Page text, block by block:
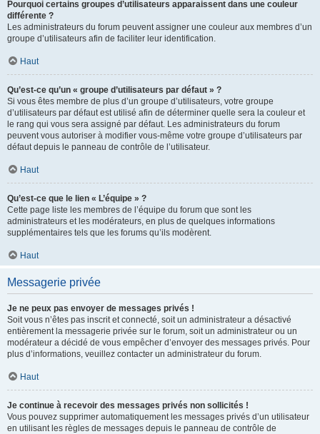
Pourquoi certains groupes d’utilisateurs apparaissent dans une couleur
différente ?
Les administrateurs du forum peuvent assigner une couleur aux membres d’un
groupe d’utilisateurs afin de faciliter leur identification.
Haut
Qu’est-ce qu’un « groupe d’utilisateurs par défaut » ?
Si vous êtes membre de plus d’un groupe d’utilisateurs, votre groupe
d’utilisateurs par défaut est utilisé afin de déterminer quelle sera la couleur et
le rang qui vous sera assigné par défaut. Les administrateurs du forum
peuvent vous autoriser à modifier vous-même votre groupe d’utilisateurs par
défaut depuis le panneau de contrôle de l’utilisateur.
Haut
Qu’est-ce que le lien « L’équipe » ?
Cette page liste les membres de l’équipe du forum que sont les
administrateurs et les modérateurs, en plus de quelques informations
supplémentaires tels que les forums qu’ils modèrent.
Haut
Messagerie privée
Je ne peux pas envoyer de messages privés !
Soit vous n’êtes pas inscrit et connecté, soit un administrateur a désactivé
entièrement la messagerie privée sur le forum, soit un administrateur ou un
modérateur a décidé de vous empêcher d’envoyer des messages privés. Pour
plus d’informations, veuillez contacter un administrateur du forum.
Haut
Je continue à recevoir des messages privés non sollicités !
Vous pouvez supprimer automatiquement les messages privés d’un utilisateur
en utilisant les règles de messages depuis le panneau de contrôle de